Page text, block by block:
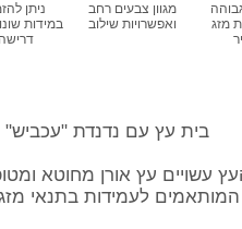
מזג
מגוון צבעים רחב
ואפשרויות שילוב
ניתן
במידות
דרישה
בית עץ עם נדנדת "עכביש"
עשויים עץ אורן מחוטא
לעמידות בתנאי